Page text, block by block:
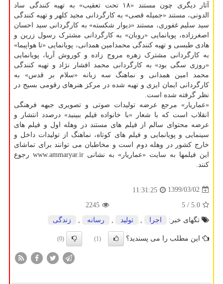
آثار دیگری چون مستند «۱۸ تحت تعقیب» به تهیه کنندگی ساد
الدونی، مستند «جمیله قصی» به کارگردانی مجید کلهر و تهیه کنندگی
سید سلیم غفوری، مستند «دیوار شکسته» به کارگردانی سید احسان
اصغرزاده، پویانمایی «روبان» به کارگردانی مشترک رسول زرین و
هادی طبسی و تهیه کنندگی محمدامین همدانی، پویانمایی «تا هواپیما»
به کارگردانی مشترک زهره مروج زاده و کوروش آریا، پویانمایی
«روزی سگی بود» به کارگردانی محمد افشار نژاد و تهیه کنندگی
محمد امین همدانی و نماهنگ سه زبانه «سلام بر قدس» به
کارگردانی ایمان ایزی و تهیه شده در مرکز هنرهای رقومی بسیج در
نظر گرفته شده است.
«عماریار» مرجع عرضه تولیدات صوتی و تصویری جبهه فرهنگی
انقلاب است که با شعار «با خانواده فیلم ببینید» درصدد انتشار و
عرضه محتوای سالم از فیلم های مستند در وهله اول و فیلم های
سینمایی و پویانمایی و فیلم های کوتاه، نماهنگ از تولیدات داخل و
خارج کشور در وهله دوم است و مخاطبان می توانند برای تماشای
این فیلمها به سایت «عماریار» به نشانی www.ammaryar.ir رجوع
کنند.
1399/03/02
11:31:25
5.0
/ 5
2245
تگهای خبر:
اجرا تولید رسانه زندگی
این مطلب را می پسندید؟ (1)
(0)